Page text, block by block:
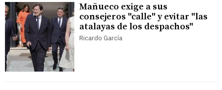
Mañueco exige a sus
consejeros "calle" y evitar "las
atalayas de los despachos"
Ricardo García